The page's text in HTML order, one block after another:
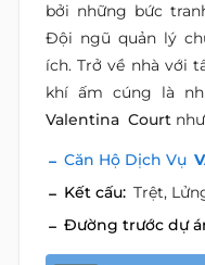
bởi những bức
Đội ngũ quản lý
ích. Trở về nhà với
khí ấm cúng là
Valentina Court
Căn Hộ Dịch Vụ
Kết cấu: Trệt,
Đường trước dự